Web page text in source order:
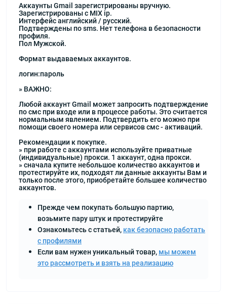
Аккаунты Gmail зарегистрированы вручную.
Зарегистрированы с MIX ip.
Интерфейс английский / русский.
Подтверждены по sms. Нет телефона в безопасности
профиля.
Пол Мужской.
Формат выдаваемых аккаунтов.
логин:пароль
» ВАЖНО:
Любой аккаунт Gmail может запросить подтверждение
по смс при входе или в процессе работы. Это считается
нормальным явлением. Подтвердить его можно при
помощи своего номера или сервисов смс - активаций.
Рекомендации к покупке.
» при работе с аккаунтами используйте приватные
(индивидуальные) прокси. 1 аккаунт, одна прокси.
» сначала купите небольшое количество аккаунтов и
протестируйте их, подходят ли данные аккаунты Вам и
только после этого, приобретайте большее количество
аккаунтов.
Прежде чем покупать большую партию,
возьмите пару штук и протестируйте
Ознакомьтесь с статьей, как безопасно работать
с профилями
Если вам нужен уникальный товар, мы можем
это рассмотреть и взять на реализацию